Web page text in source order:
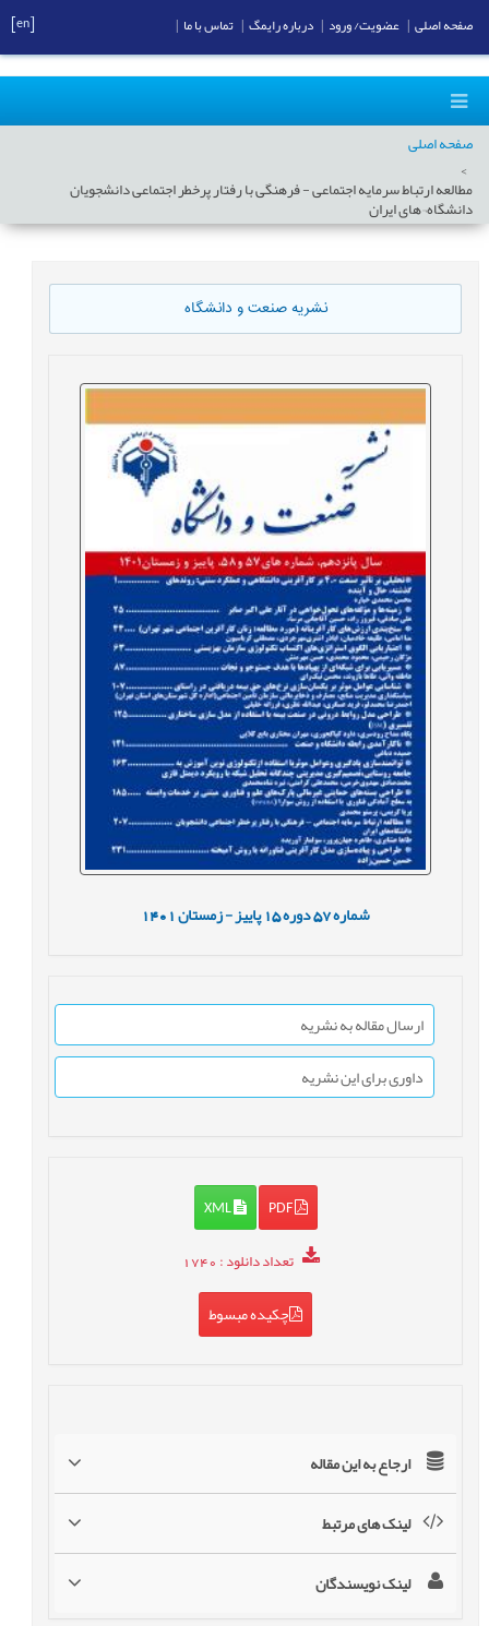
صفحه اصلی
مطالعه ارتباط سرمایه اجتماعی - فرهنگی با رفتار پرخطر اجتماعی دانشجویان
دانشگاه¬های ایران
نشریه صنعت و دانشگاه
شماره57 دوره15 پاییز - زمستان1401
ارسال مقاله به نشریه
داوری برای این نشریه
PDF
XML
تعداد دانلود: 1740
چکیده مبسوط
ارجاع به این مقاله
لینک های مرتبط
لینک نویسندگان
صفحه اصلی عضویت/ ورود درباره رایمگ تماس با ما